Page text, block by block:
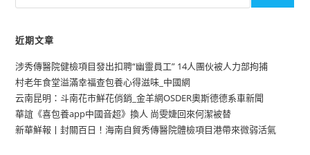
近期文章
涉秀傳醫院健檢項目發出扣聘“幽靈員工” 14人團伙被人力部拘捕
村老年食堂溢滿幸福查包養心得滋味_中國網
云南昆明：斗南花市鮮花俏銷_金羊網OSDER奧斯德德系車新聞
華誼《喜包養app中國音超》換人 尚雯婕回來何潔被替
新華鮮報丨封關百日！海南自貿秀傳醫院體檢項目港帶來微弱活氣